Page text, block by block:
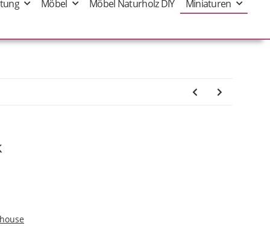
Möbel Möbel Naturholz DIY Miniaturen